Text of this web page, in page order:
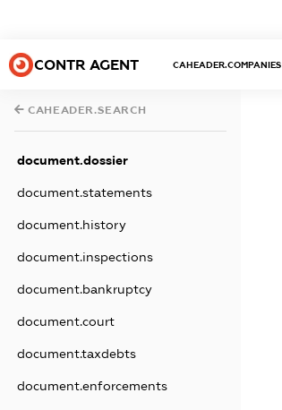
CONTR AGENT CAHEADER.COMPANIES
CAHEADER.SEARCH
document.dossier
document.statements
document.history
document.inspections
document.bankruptcy
document.court
document.taxdebts
document.enforcements